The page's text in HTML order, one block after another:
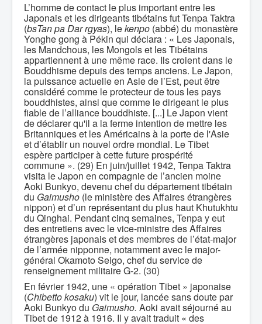
L’homme de contact le plus important entre les
Japonais et les dirigeants tibétains fut Tenpa Taktra
(bsTan pa Dar rgyas), lekenpo (abbé) du monastère
Yonghe gong à Pékin qui déclara : « Les Japonais,
les Mandchous, les Mongols et les Tibétains
appartiennent à une même race. Ils croient dans le
Bouddhisme depuis des temps anciens. Le Japon,
la puissance actuelle en Asie de l’Est, peut être
considéré comme le protecteur de tous les pays
bouddhistes, ainsi que comme le dirigeant le plus
fiable de l’alliance bouddhiste. [...] Le Japon vient
de déclarer qu'il a la ferme intention de mettre les
Britanniques et les Américains à la porte de l'Asie
et d’établir un nouvel ordre mondial. Le Tibet
espère participer à cette future prospérité
commune ». (29) En juin/juillet 1942, Tenpa Taktra
visita le Japon en compagnie de l’ancien moine
Aoki Bunkyo, devenu chef du département tibétain
du Gaimusho (le ministère des Affaires étrangères
nippon) et d’un représentant du plus haut Khutukhtu
du Qinghai. Pendant cinq semaines, Tenpa y eut
des entretiens avec le vice-ministre des Affaires
étrangères japonais et des membres de l’état-major
de l’armée nipponne, notamment avec le major-
général Okamoto Seigo, chef du service de
renseignement militaire G-2. (30)
En février 1942, une « opération Tibet » japonaise
(Chibetto kosaku) vit le jour, lancée sans doute par
Aoki Bunkyo du Gaimusho. Aoki avait séjourné au
Tibet de 1912 à 1916. Il y avait traduit « des